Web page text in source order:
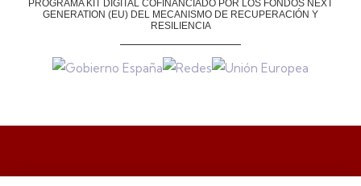
PROGRAMA KIT DIGITAL COFINANCIADO POR LOS FONDOS NEXT
GENERATION (EU) DEL MECANISMO DE RECUPERACIÓN Y
RESILIENCIA